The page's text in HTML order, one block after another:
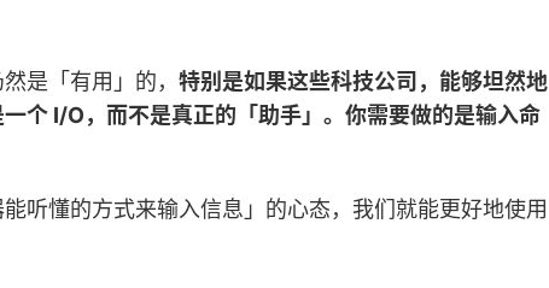
是「有用」的， 特别是如果这些科技公司，能够坦然地
个 I/O，而不是真正的「助手」。你需要做的是输入命
听懂的方式来输入信息」的心态，我们就能更好地使用